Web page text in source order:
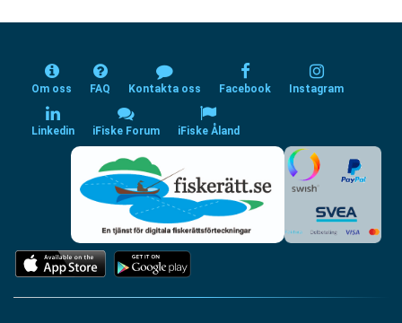
Om oss FAQ Kontakta oss Facebook Instagram
Linkedin iFiske Forum iFiske Åland